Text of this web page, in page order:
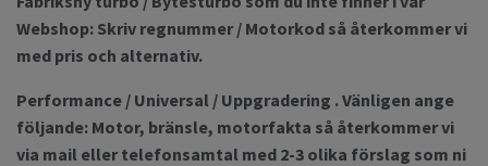
Webshop: Skriv regnummer / Motorkod så återkommer vi
med pris och alternativ.
Performance / Universal / Uppgradering . Vänligen ange
följande: Motor, bränsle, motorfakta så återkommer vi
via mail eller telefonsamtal med 2-3 olika förslag som ni